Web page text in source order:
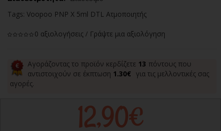
Tags: Voopoo PNP X 5ml DTL Ατμοποιητής
0 αξιολογήσεις / Γράψτε μια αξιολόγηση
Αγοράζοντας το προϊόν κερδίζετε 13 πόντους που
αντιστοιχούν σε έκπτωση 1.30€ για τις μελλοντικές σας
αγορές.
12,90€